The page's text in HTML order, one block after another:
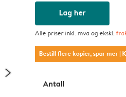
Lag her
Alle priser inkl. mva og ekskl.
Bestill flere kopier, spar mer|
Antall